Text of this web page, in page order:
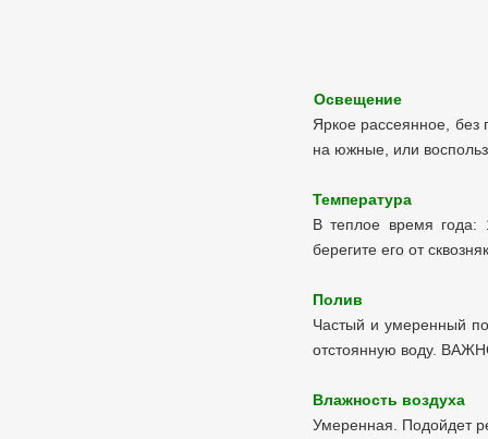
Освещение
Яркое рассеянное,
на южные, или
Температура
В теплое время года:
берегите его от
Полив
Частый и умеренный
отстоянную воду.
Влажность воздуха
Умеренная. Подойдет